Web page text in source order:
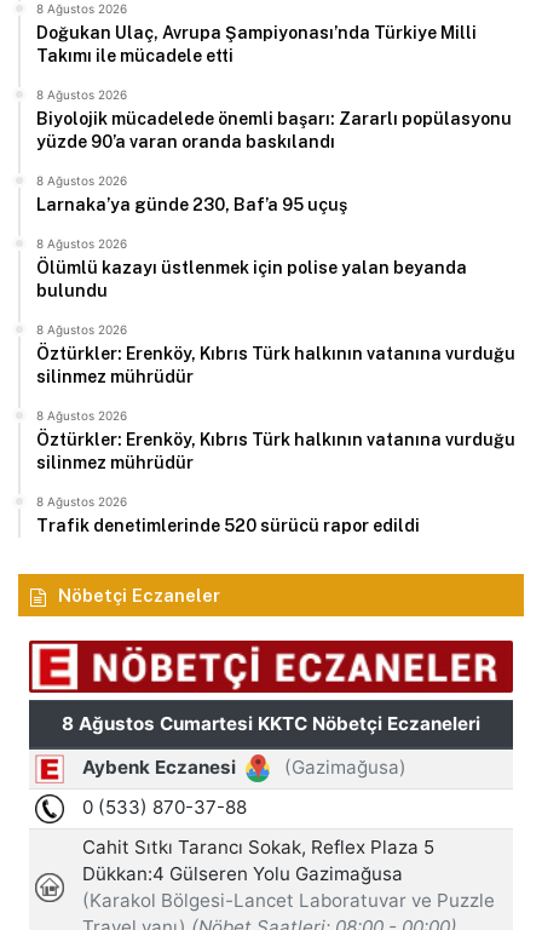
8 Ağustos 2026
Doğukan Ulaç, Avrupa Şampiyonası’nda Türkiye Milli
Takımı ile mücadele etti
8 Ağustos 2026
Biyolojik mücadelede önemli başarı: Zararlı popülasyonu
yüzde 90’a varan oranda baskılandı
8 Ağustos 2026
Larnaka’ya günde 230, Baf’a 95 uçuş
8 Ağustos 2026
Ölümlü kazayı üstlenmek için polise yalan beyanda
bulundu
8 Ağustos 2026
Öztürkler: Erenköy, Kıbrıs Türk halkının vatanına vurduğu
silinmez mührüdür
8 Ağustos 2026
Öztürkler: Erenköy, Kıbrıs Türk halkının vatanına vurduğu
silinmez mührüdür
8 Ağustos 2026
Trafik denetimlerinde 520 sürücü rapor edildi
Nöbetçi Eczaneler